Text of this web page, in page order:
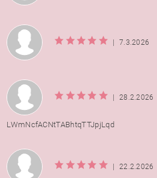
| 7.3.2026
| 28.2.2026
LWmNcfACNtTABhtqTTJpjLqd
| 22.2.2026